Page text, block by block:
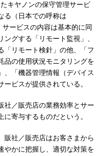
キヤノンの保守管理サービ
る（日本での呼称は
サービスの内容は基本的に同
グする「リモート監視」、
「リモート検針」の他、「フ
品の使用状況モニタリングを
、「機器管理情報（デバイス
ビスが提供されている。
／販売店の業務効率とサー
寄与するものだという。
社／販売店はお客さまから
やかに把握し、適切な対策を